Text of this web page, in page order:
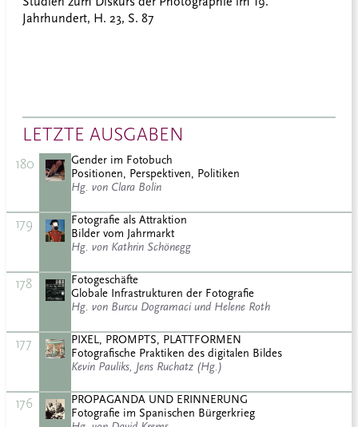
Jahrhundert, H. 23, S. 87
LETZTE AUSGABEN
180
Gender im Fotobuch
Positionen, Perspektiven, Politiken
Hg. von Clara Bolin
179
Fotografie als Attraktion
Bilder vom Jahrmarkt
Hg. von Kathrin Schönegg
178
Fotogeschäfte
Globale Infrastrukturen der Fotografie
Hg. von Burcu Dogramaci und Helene Roth
177
PIXEL, PROMPTS, PLATTFORMEN
Fotografische Praktiken des digitalen Bildes
Kevin Pauliks, Jens Ruchatz (Hg.)
176
PROPAGANDA UND ERINNERUNG
Fotografie im Spanischen Bürgerkrieg